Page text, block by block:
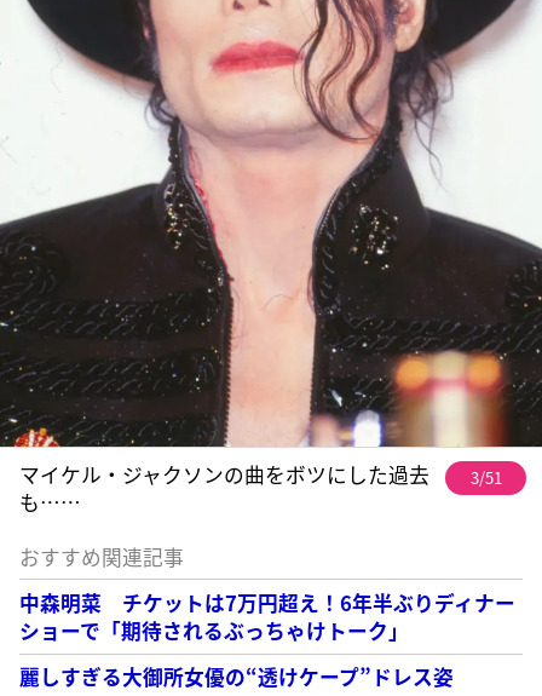
マイケル・ジャクソンの曲をボツにした過去
も……
3/51
おすすめ関連記事
中森明菜 チケットは7万円超え！6年半ぶりディナー
ショーで「期待されるぶっちゃけトーク」
麗しすぎる大御所女優の“透けケープ”ドレス姿